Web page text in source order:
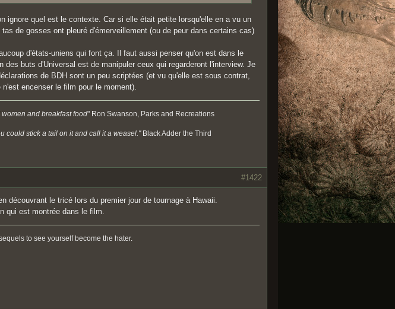
ignore quel est le contexte. Car si elle était petite lorsqu'elle en a vu un
de gosses ont pleuré d'émerveillement (ou de peur dans certains cas)
d'états-uniens qui font ça. Il faut aussi penser qu'on est dans le
des buts d'Universal est de manipuler ceux qui regarderont l'interview. Je
de BDH sont un peu scriptées (et vu qu'elle est sous contrat,
encenser le film pour le moment).
and breakfast food" Ron Swanson, Parks and Recreations
could stick a tail on it and call it a weasel."Black Adder the Third
#1422
découvrant le tricé lors du premier jour de tournage à Hawaii.
qui est montrée dans le film.
to see yourself become the hater.